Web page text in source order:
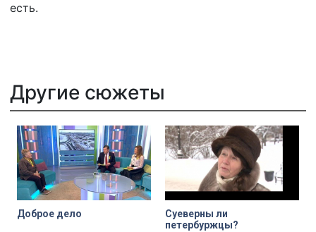
есть.
Другие сюжеты
Доброе дело
Суеверны ли
петербуржцы?